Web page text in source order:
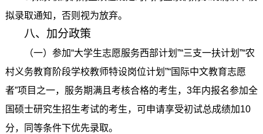
拟录取通知，否则视为放弃。
八、加分政策
（一）参加“大学生志愿服务西部计划”“三支一扶计划”“农
村义务教育阶段学校教师特设岗位计划”“国际中文教育志愿
者”项目之一，服务期满且考核合格的考生，3年内报名参加全
国硕士研究生招生考试的考生，可申请享受初试总成绩加10
分，同等条件下优先录取。